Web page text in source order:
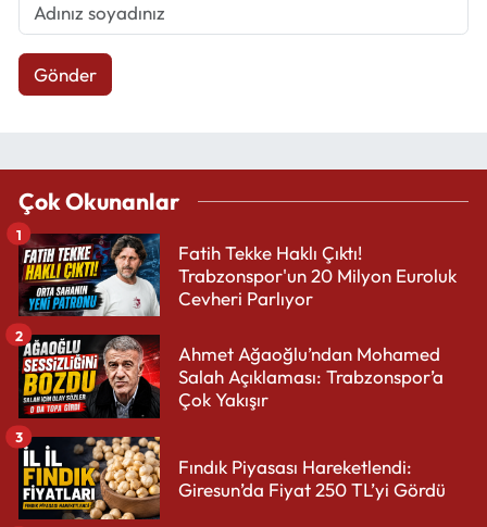
Gönder
Çok Okunanlar
Fatih Tekke Haklı Çıktı!
Trabzonspor'un 20 Milyon Euroluk
Cevheri Parlıyor
1
Ahmet Ağaoğlu’ndan Mohamed
Salah Açıklaması: Trabzonspor’a
Çok Yakışır
2
Fındık Piyasası Hareketlendi:
Giresun’da Fiyat 250 TL’yi Gördü
3